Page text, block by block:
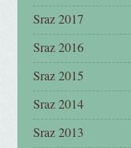
Sraz 2017
Sraz 2016
Sraz 2015
Sraz 2014
Sraz 2013